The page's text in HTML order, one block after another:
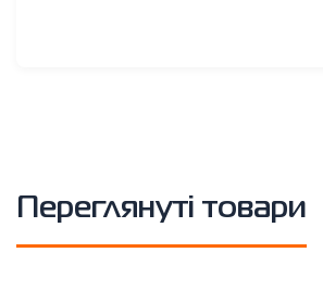
Переглянуті товари